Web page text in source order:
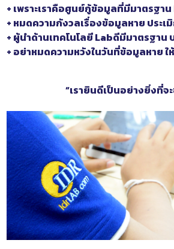
+ เพราะเราคือศูนย์กู้ข้อมูลที่มีมาตรฐ
+ หมดความกังวลเรื่องข้อมูลหาย ประเ
+ ผู้นำด้านเทคโนโลยี Labดีมีมาตรฐาน
+ อย่าหมดความหวังในวันที่ข้อมูลหาย ใ
“เรายินดีเป็นอย่างยิ่งที่